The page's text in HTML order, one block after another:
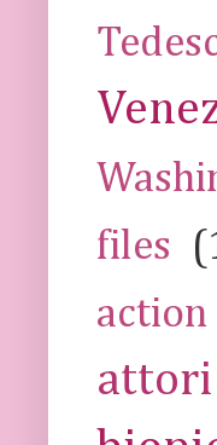
files
action
attori